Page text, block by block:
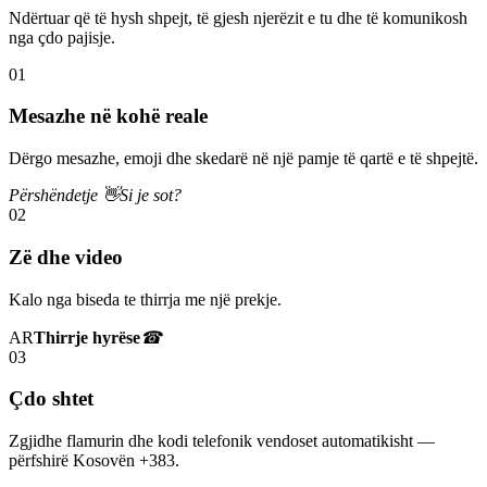
Ndërtuar që të hysh shpejt, të gjesh njerëzit e tu dhe të komunikosh
nga çdo pajisje.
01
Mesazhe në kohë reale
Dërgo mesazhe, emoji dhe skedarë në një pamje të qartë e të shpejtë.
Përshëndetje 👋Si je sot?
02
Zë dhe video
Kalo nga biseda te thirrja me një prekje.
ARThirrje hyrëse☎
03
Çdo shtet
Zgjidhe flamurin dhe kodi telefonik vendoset automatikisht —
përfshirë Kosovën +383.